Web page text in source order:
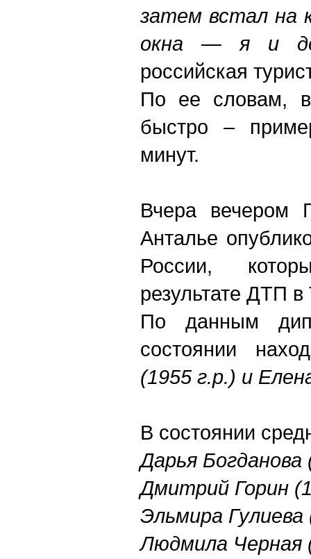
затем встал на
окна — я и
российская
По ее словам,
быстро –
минут.
Вчера вечером
Анталье
России,
результате ДТП в
По данным
состоянии
(1955 г.р.) и
В состоянии
Дарья Богданова
Дмитрий Горин
Эльмира Гулиева
Людмила Черная